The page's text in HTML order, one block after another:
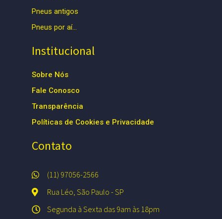
Pneus antigos
Pneus por aí…
Institucional
Sobre Nós
Fale Conosco
Transparência
Políticas de Cookies e Privacidade
Contato
(11) 97056-2566
Rua Léo, São Paulo - SP
Segunda à Sexta das 9am às 18pm